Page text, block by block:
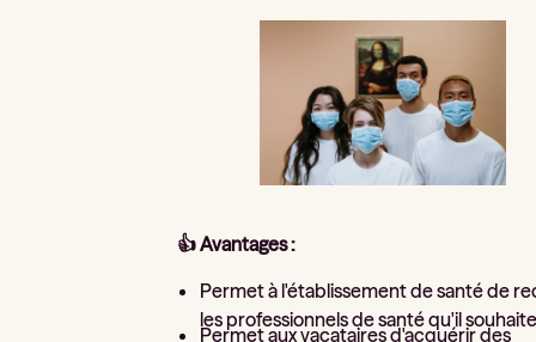
👍 Avantages :
Permet à l'établissement de santé de
les professionnels de santé qu'il
Permet aux vacataires d'acquérir des